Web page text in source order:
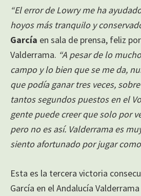
“El error de Lowry me ha
hoyos más tranquilo y
García en sala de prensa, feliz
Valderrama. “A pesar de lo
campo y lo bien que se me da,
que podía ganar tres veces,
tantos segundos puestos en el
gente puede creer que solo por
pero no es así. Valderrama es
siento afortunado por jugar
Esta es la tercera victoria
García en el Andalucía